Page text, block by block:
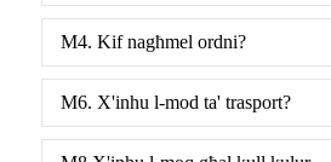
M4. Kif nagħmel ordni?
M6. X'inhu l-mod ta' trasport?